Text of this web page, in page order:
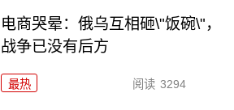
电商哭晕：俄乌互相砸\"饭碗\"，
战争已没有后方
最热 阅读 3294